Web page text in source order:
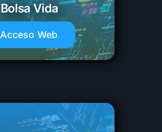
Bolsa Vida
Acceso Web